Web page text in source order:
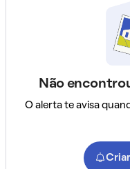
Não
O alerta te avisa